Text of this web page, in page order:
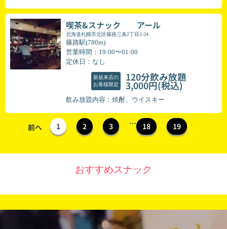
喫茶&スナック アール
北海道札幌市北区篠路三条2丁目2-24
篠路駅(780m)
営業時間：19:00〜01:00
定休日：なし
新規来店の
お客様限定
120分飲み放題
3,000円(税込)
飲み放題内容：焼酎、ウイスキー
前へ 1 2 3 … 18 19
おすすめスナック